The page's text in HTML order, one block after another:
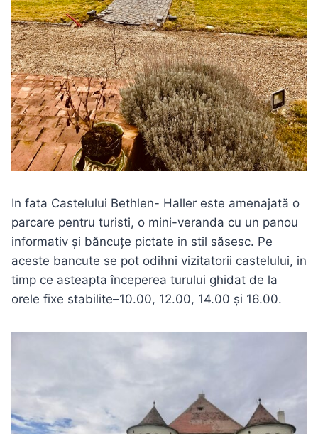
In fata Castelului Bethlen- Haller este amenajată o
parcare pentru turisti, o mini-veranda cu un panou
informativ și băncuțe pictate in stil săsesc. Pe
aceste bancute se pot odihni vizitatorii castelului, in
timp ce asteapta începerea turului ghidat de la
orele fixe stabilite–10.00, 12.00, 14.00 și 16.00.